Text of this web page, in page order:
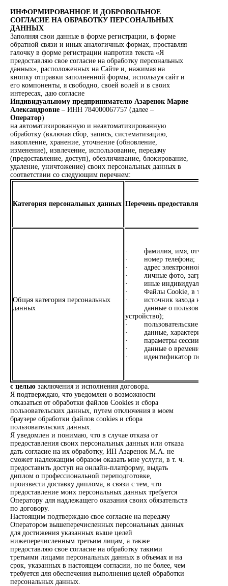
ИНФОРМИРОВАННОЕ И ДОБРОВОЛЬНОЕ
СОГЛАСИЕ НА ОБРАБОТКУ ПЕРСОНАЛЬНЫХ
ДАННЫХ
Заполняя свои данные в форме регистрации, в форме
обратной связи и иных аналогичных формах, проставляя
галочку в форме регистрации напротив текста «Я
предоставляю свое согласие на обработку персональных
данных», расположенных на Сайте и, нажимая на
кнопку отправки заполненной формы, используя сайт и
его компоненты, я свободно, своей волей и в своих
интересах, даю согласие
Индивидуальному предпринимателю Азаренок Марие
Александровне – ИНН 784000067757 (далее –
Оператор)
на автоматизированную и неавтоматизированную
обработку (включая сбор, запись, систематизацию,
накопление, хранение, уточнение (обновление,
изменение), извлечение, использование, передачу
(предоставление, доступ), обезличивание, блокирование,
удаление, уничтожение) своих персональных данных в
соответствии со следующим перечнем:
Категория персональных данных Перечень предоставляемых
Общая категория персональных
данных
· фамилия, имя, отчество;
· номер телефона;
· адрес электронной почты;
· личные фото, загруженные
· иные индивидуальные
· Файлы Cookie, в том
· источник захода на сайт и
· данные о пользовательском
устройство);
· пользовательские клики,
· данные, характеризующие
· параметры сессии;
· данные о времени
· идентификатор
с целью заключения и исполнения договора.
Я подтверждаю, что уведомлен о возможности
отказаться от обработки файлов Cookies и сбора
пользовательских данных, путем отключения в моем
браузере обработки файлов cookies и сбора
пользовательских данных.
Я уведомлен и понимаю, что в случае отказа от
предоставления своих персональных данных или отказа
дать согласие на их обработку, ИП Азаренок М.А. не
сможет надлежащим образом оказать мне услуги, в т. ч.
предоставить доступ на онлайн-платформу, выдать
диплом о профессиональной переподготовке,
произвести доставку диплома, в связи с тем, что
предоставление моих персональных данных требуется
Оператору для надлежащего оказания своих обязательств
по договору.
Настоящим подтверждаю свое согласие на передачу
Оператором вышеперечисленных персональных данных
для достижения указанных выше целей
нижеперечисленным третьим лицам, а также
предоставляю свое согласие на обработку такими
третьими лицами персональных данных в объемах и на
срок, указанных в настоящем согласии, но не более, чем
требуется для обеспечения выполнения целей обработки
персональных данных.